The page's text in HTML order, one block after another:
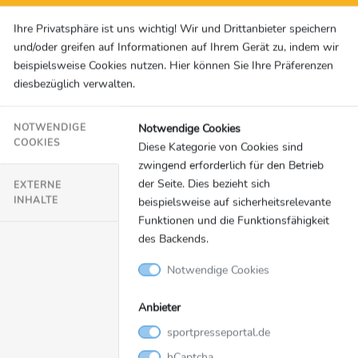
Stimmung im Verein: „Die Presse braucht immer was zum
Schreiben“ • Der FCB unter den letzten Acht: „Sind dort, wo
wir uns wohlfühlen“ • Sky Experte Lothar Matthäus zu
Bayerns Titelchancen in Europa: „City ist der stärkste
Stimmen zur Mittwochspartie des Champions League
Achtelfinal-Rückspiels FC ...
SID Marketing
"Waren eine Nummer zu groß"
Ihre Privatsphäre ist uns wichtig! Wir und Drittanbieter speichern
und/oder greifen auf Informationen auf Ihrem Gerät zu, indem wir
beispielsweise Cookies nutzen. Hier können Sie Ihre Präferenzen
diesbezüglich verwalten.
NOTWENDIGE
COOKIES
EXTERNE
INHALTE
Notwendige Cookies
Diese Kategorie von Cookies sind
zwingend erforderlich für den Betrieb
der Seite. Dies bezieht sich
beispielsweise auf sicherheitsrelevante
Funktionen und die Funktionsfähigkeit
des Backends.
Notwendige Cookies
Anbieter
sportpresseportal.de